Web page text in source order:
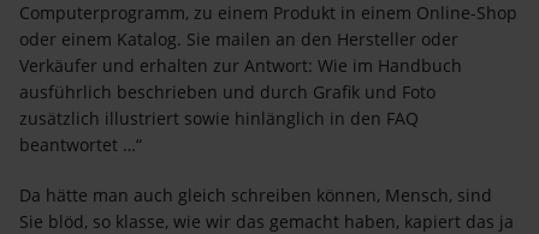
Computerprogramm, zu einem Produkt in einem Online-Shop
oder einem Katalog. Sie mailen an den Hersteller oder
Verkäufer und erhalten zur Antwort: Wie im Handbuch
ausführlich beschrieben und durch Grafik und Foto
zusätzlich illustriert sowie hinlänglich in den FAQ
beantwortet …“
Da hätte man auch gleich schreiben können, Mensch, sind
Sie blöd, so klasse, wie wir das gemacht haben, kapiert das ja